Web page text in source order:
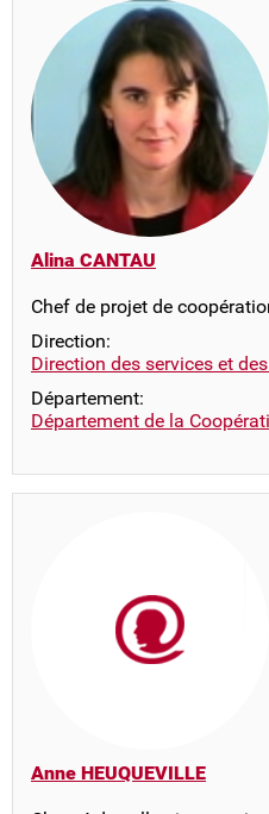
Alina CANTAU
Chef de projet de
Direction:
Direction des services et
Département:
Département de la
Anne HEUQUEVILLE